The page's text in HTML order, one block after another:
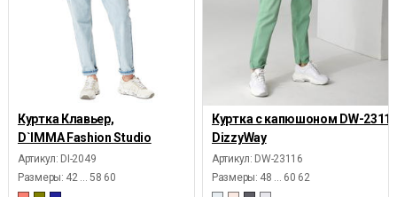
Куртка Клавьер,
D`IMMA Fashion Studio
Артикул: DI-2049
Размеры: 42 ... 58 60
Куртка с капюшоном DW-
DizzyWay
Артикул: DW-23116
Размеры: 48 ... 60 62